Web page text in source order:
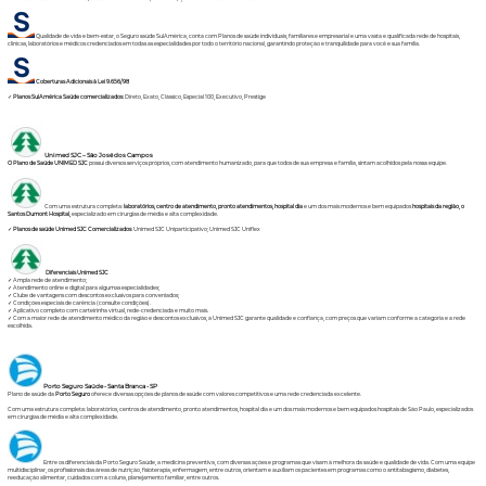
Qualidade de vida e bem-estar, o Seguro saúdeSulAmérica , conta com Planos de saúde individuais, familiares e empresarial e uma vasta e qualificada rede de hospitais,
clinicas, laboratórios e médicos credenciados em todas as especialidades por todo o território nacional, garantindo proteção e tranquilidade para você e sua família.
Coberturas Adicionais à Lei 9.656/98
✓ Planos SulAmérica Saúde comercializados: Direto Exato ,Clássico Especial 100 Executivo , Prestige
Unimed SJC – São José dos Campos
O Plano de SaúdeUNIMED SJC possui diversos serviços próprios, com atendimento humanizado, para que todos de sua empresa e família, sintam acolhidos pela nossa equipe.
Com uma estrutura completa: laboratórios, centro de atendimento, pronto atendimentos, hospital diae um dos mais modernos e bem equipadoshospitais da região, o
Santos Dumont Hospital,especializado em cirurgias de média e alta complexidade.
✓ Planos de saúde Unimed SJC Comercializados:Unimed SJC Uniparticipativo;Unimed SJC Uniflex
Diferenciais Unimed SJC
✓ Ampla rede de atendimento;
✓ Atendimento online e digital para algumas especialidades;
✓ Clube de vantagens com descontos exclusivos para conveniados;
✓ Condições especiais de carência (consulte condições).
✓ Aplicativo completo com carteirinha virtual, rede-credenciada e muito mais.
✓ Com a maior rede de atendimento médico da região e descontos exclusivos, a Unimed SJC garante qualidade e confiança, com preços que variam conforme a categoria e a rede
escolhida.
Porto Seguro Saúde - Santa Branca - SP
Plano de saúde da Porto Segurooferece diversas opções de planos de saúde com valores competitivos e uma rede credenciada excelente.
Com uma estrutura completa: laboratórios, centros de atendimento, pronto atendimentos, hospital dia e um dos mais modernos e bem equipados hospitais de São Paulo, especializados
em cirurgias de média e alta complexidade.
Entre os diferenciais da Porto Seguro Saúde, a medicina preventiva, com diversas ações e programas que visam à melhora da saúde e qualidade de vida. Com uma equipe
multidisciplinar, os profissionais das áreas de nutrição, fisioterapia, enfermagem, entre outros, orientam e auxiliam os pacientes em programas como o antitabagismo, diabetes,
reeducação alimentar, cuidados com a coluna, planejamento familiar, entre outros.